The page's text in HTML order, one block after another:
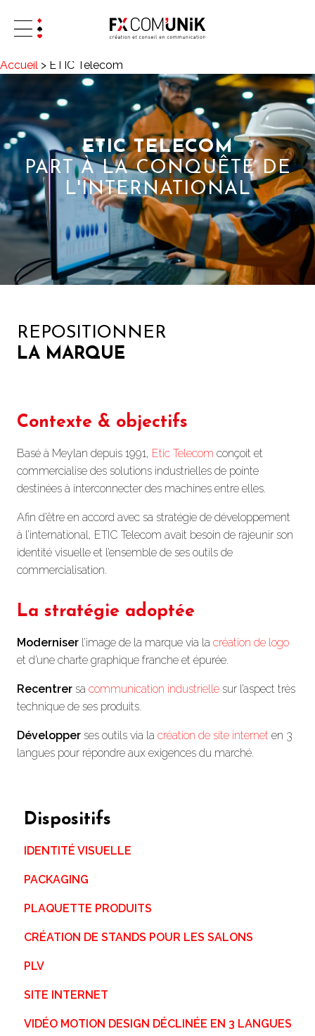
Accueil > ETIC Telecom
ETIC TELECOM
PART À LA CONQUÊTE DE
L'INTERNATIONAL
REPOSITIONNER
LA MARQUE
Contexte & objectifs
Basé à Meylan depuis 1991, Etic Telecom conçoit et
commercialise des solutions industrielles de pointe
destinées à interconnecter des machines entre elles.
Afin d’être en accord avec sa stratégie de développement
à l’international, ETIC Telecom avait besoin de rajeunir son
identité visuelle et l’ensemble de ses outils de
commercialisation.
La stratégie adoptée
Moderniser l’image de la marque via la création de logo
et d’une charte graphique franche et épurée.
Recentrer sa communication industrielle sur l’aspect très
technique de ses produits.
Développer ses outils via la création de site internet en 3
langues pour répondre aux exigences du marché.
Dispositifs
IDENTITÉ VISUELLE
PACKAGING
PLAQUETTE PRODUITS
CRÉATION DE STANDS POUR LES SALONS
PLV
SITE INTERNET
VIDÉO MOTION DESIGN DÉCLINÉE EN 3 LANGUES